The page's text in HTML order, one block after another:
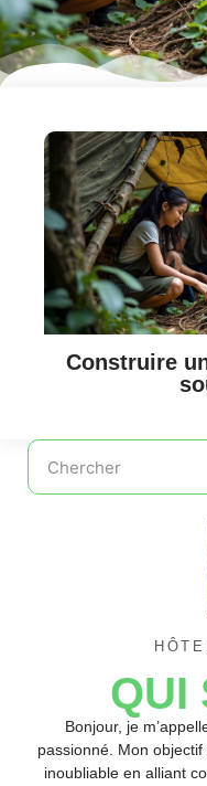
Construire
QUI
Bonjour, je
passionné. Mon
inoubliable en alliant